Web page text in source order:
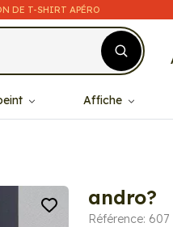
DE T-SHIRT APÉRO
Affiche
andro?
Référence: 607